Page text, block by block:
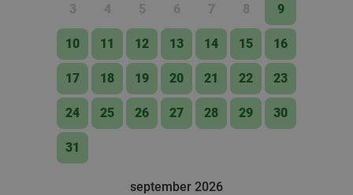
3 4 5 6 7 8 9
10 11 12 13 14 15 16
17 18 19 20 21 22 23
24 25 26 27 28 29 30
31
september 2026